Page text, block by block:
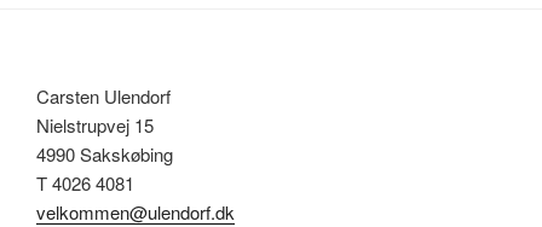
Carsten Ulendorf
Nielstrupvej 15
4990 Sakskøbing
T 4026 4081
velkommen@ulendorf.dk